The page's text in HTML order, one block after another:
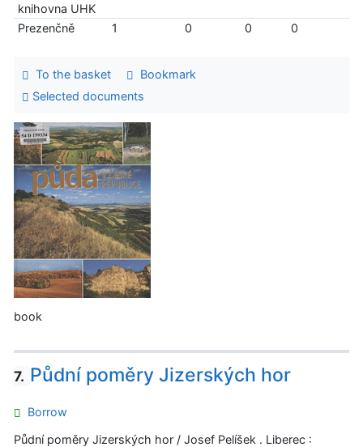
knihovna UHK
Prezenčně 1 0 0 0
To the basket
Bookmark
Selected documents
book
7. Půdní poměry Jizerských hor
Borrow
Půdní poměry Jizerských hor / Josef Pelíšek . Liberec :